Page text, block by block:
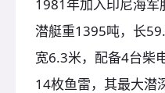
1981年加入印尼海军
潜艇重1395吨，长
宽6.3米，配备4台柴
14枚鱼雷，其最大潜